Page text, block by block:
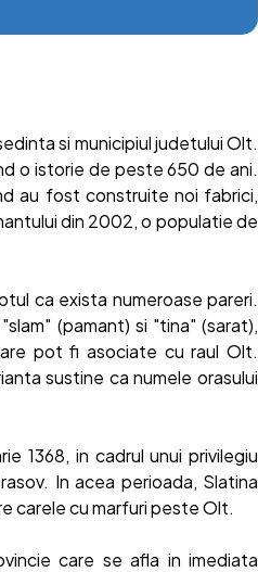
si municipiul judetului Olt.
o istorie de peste 650 de ani.
au fost construite noi fabrici,
din 2002, o populatie de
ca exista numeroase pareri.
(pamant) si "tina" (sarat),
pot fi asociate cu raul Olt.
sustine ca numele orasului
1368, in cadrul unui privilegiu
In acea perioada, Slatina
carele cu marfuri peste Olt.
care se afla in imediata